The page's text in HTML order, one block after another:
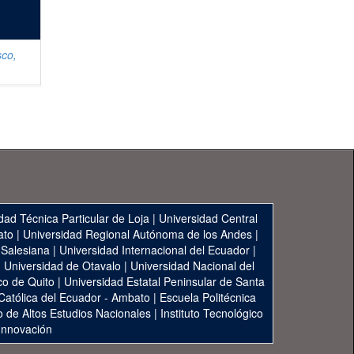
Técnica Particular de Loja | Universidad Central
| Universidad Regional Autónoma de los Andes|
| Universidad Internacional del Ecuador|
Universidad de Otavalo | Universidad Nacional del
de Quito | Universidad Estatal Peninsular de Santa
del Ecuador - Ambato | Escuela Politécnica
de Altos Estudios Nacionales | Instituto Tecnológico